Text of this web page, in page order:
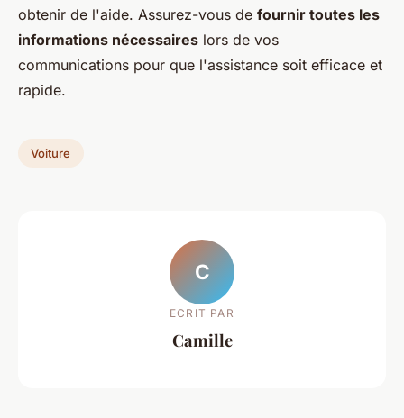
obtenir de l'aide. Assurez-vous de fournir toutes les
informations nécessaires lors de vos
communications pour que l'assistance soit efficace et
rapide.
Voiture
C
ECRIT PAR
Camille